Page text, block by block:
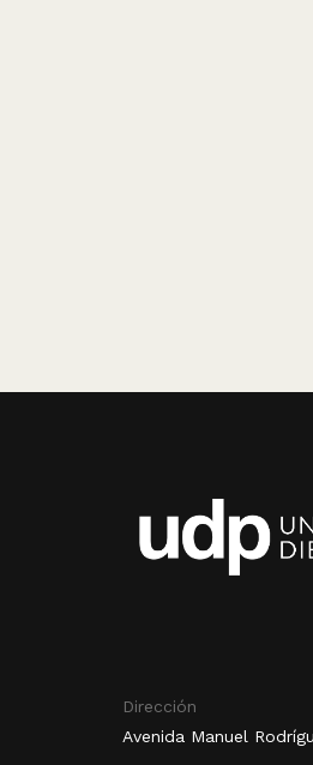
Dirección
Avenida Manuel